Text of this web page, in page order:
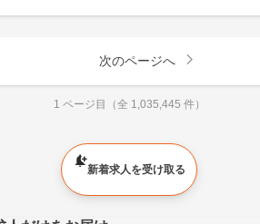
次のページへ
1 ページ目（全 1,035,445 件）
新着求人を受け取る